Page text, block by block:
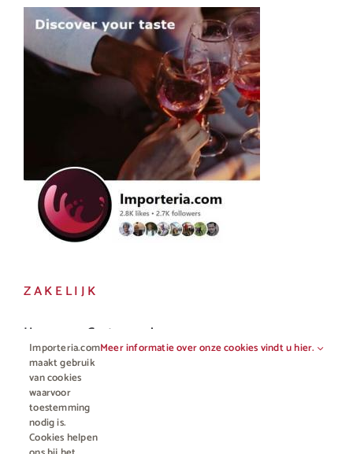
ZAKELIJK
Horeca en Gastronomie
Vakhandel
Importeria.com
maakt gebruik
van cookies
waarvoor
toestemming
nodig is.
Cookies helpen
Meer informatie over onze cookies vindt u hier.